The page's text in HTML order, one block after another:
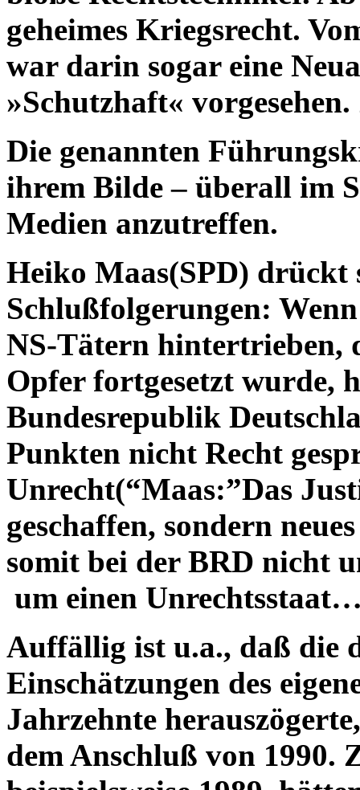
geheimes Kriegsrecht.
war darin sogar eine
»Schutzhaft«
Die genannten
ihrem Bilde – überall im
Medien anzutreffen.
Heiko Maas(SPD) drückt
Schlußfolgerungen:
NS-Tätern hintertrieben,
Opfer fortgesetzt wurde,
Bundesrepublik
Punkten nicht Recht
Unrecht(“Maas:”Das
geschaffen, sondern
somit bei der BRD nicht
um einen
Auffällig ist u.a., daß die
Einschätzungen des
Jahrzehnte
dem Anschluß von 1990.